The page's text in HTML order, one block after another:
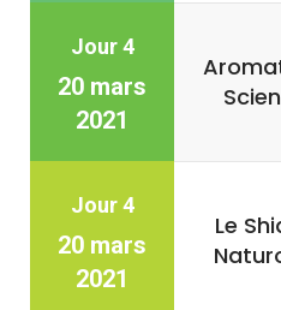
Jour 4
20 mars
2021
Jour 4
20 mars
2021
Le